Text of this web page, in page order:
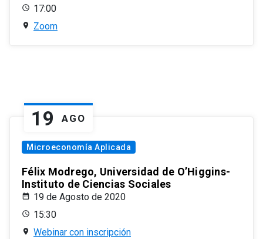
17:00
Zoom
19 AGO
Microeconomía Aplicada
Félix Modrego, Universidad de O’Higgins-
Instituto de Ciencias Sociales
19 de Agosto de 2020
15:30
Webinar con inscripción